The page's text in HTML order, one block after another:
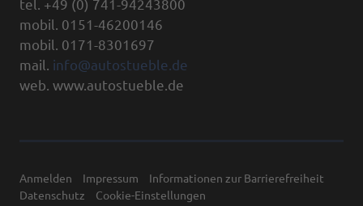
tel. +49 (0) 741-94243800
mobil. 0151-46200146
mobil. 0171-8301697
mail. info@autostueble.de
web. www.autostueble.de
Anmelden Impressum
Informationen zur Barrierefreiheit
Datenschutz
Cookie-Einstellungen